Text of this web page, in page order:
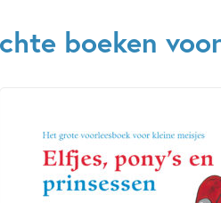
boeken